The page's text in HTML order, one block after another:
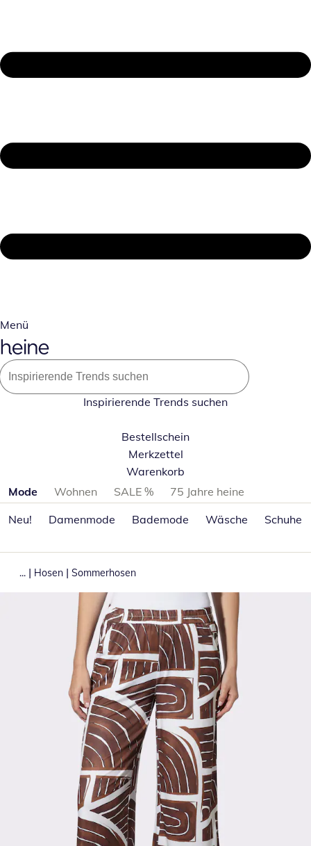
Menü
Inspirierende Trends suchen
Bestellschein
Merkzettel
Warenkorb
Produktkategorien überspringen
Mode Wohnen SALE %
75 Jahre heine
Neu!
Damenmode Bademode Wäsche Schuhe
... | Hosen | Sommerhosen